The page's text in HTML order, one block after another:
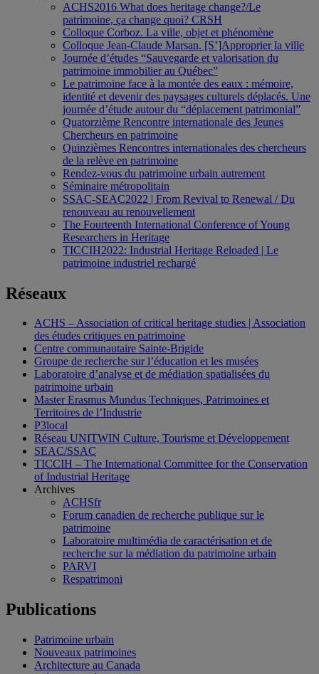
ACHS2016 What does heritage change?/Le
patrimoine, ça change quoi? CRSH
Colloque Corboz. La ville, objet et phénomène
Colloque Jean-Claude Marsan. [S’]Approprier la ville
Journée d’études “Sauvegarde et valorisation du
patrimoine immobilier au Québec”
Le patrimoine face à la montée des eaux : mémoire,
identité et devenir des paysages culturels déplacés. Une
journée d’étude autour du “déplacement patrimonial”
Quatorzième Rencontre internationale des Jeunes
Chercheurs en patrimoine
Quinzièmes Rencontres internationales des chercheurs
de la relève en patrimoine
Rendez-vous du patrimoine urbain autrement
Séminaire métropolitain
SSAC-SEAC2022 | From Revival to Renewal / Du
renouveau au renouvellement
The Fourteenth International Conference of Young
Researchers in Heritage
TICCIH2022: Industrial Heritage Reloaded | Le
patrimoine industriel rechargé
Réseaux
ACHS – Association of critical heritage studies | Association
des études critiques en patrimoine
Centre communautaire Sainte-Brigide
Groupe de recherche sur l’éducation et les musées
Laboratoire d’analyse et de médiation spatialisées du
patrimoine urbain
Master Erasmus Mundus Techniques, Patrimoines et
Territoires de l’Industrie
P3local
Réseau UNITWIN Culture, Tourisme et Développement
SEAC/SSAC
TICCIH – The International Committee for the Conservation
of Industrial Heritage
Archives
ACHSfr
Forum canadien de recherche publique sur le
patrimoine
Laboratoire multimédia de caractérisation et de
recherche sur la médiation du patrimoine urbain
PARVI
Respatrimoni
Publications
Patrimoine urbain
Nouveaux patrimoines
Architecture au Canada